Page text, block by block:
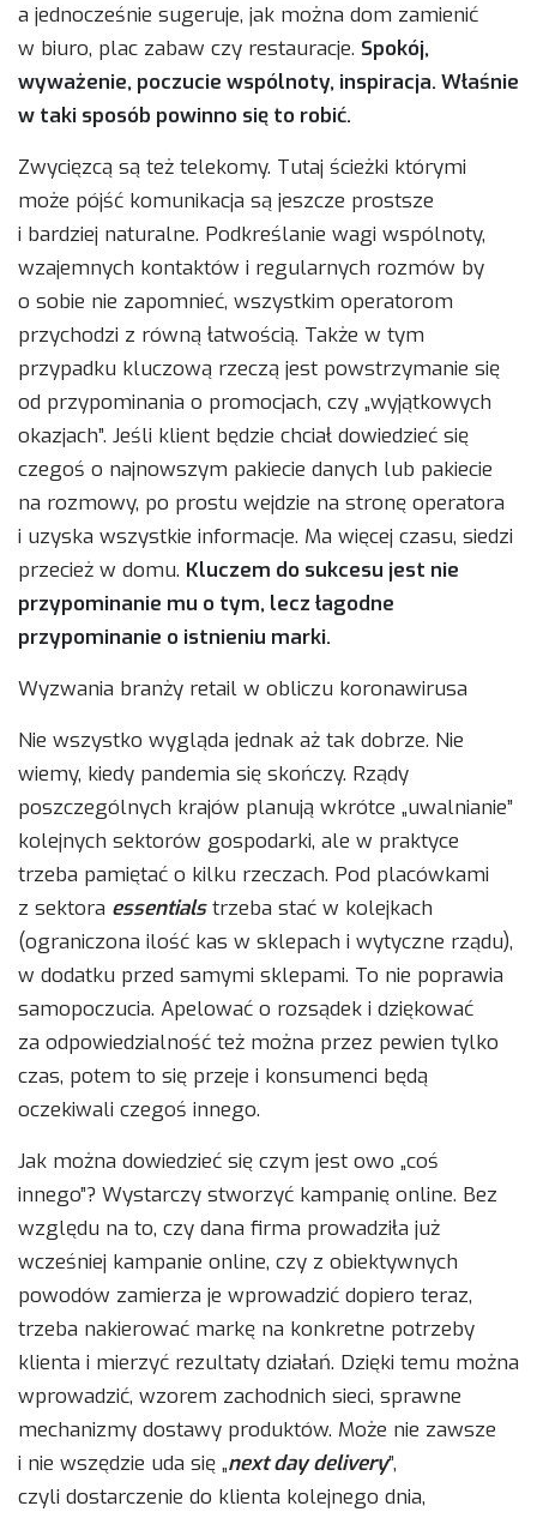
a jednocześnie sugeruje, jak można dom zamienić
w biuro, plac zabaw czy restauracje. Spokój,
wyważenie, poczucie wspólnoty, inspiracja. Właśnie
w taki sposób powinno się to robić.
Zwycięzcą są też telekomy. Tutaj ścieżki którymi
może pójść komunikacja są jeszcze prostsze
i bardziej naturalne. Podkreślanie wagi wspólnoty,
wzajemnych kontaktów i regularnych rozmów by
o sobie nie zapomnieć, wszystkim operatorom
przychodzi z równą łatwością. Także w tym
przypadku kluczową rzeczą jest powstrzymanie się
od przypominania o promocjach, czy „wyjątkowych
okazjach”. Jeśli klient będzie chciał dowiedzieć się
czegoś o najnowszym pakiecie danych lub pakiecie
na rozmowy, po prostu wejdzie na stronę operatora
i uzyska wszystkie informacje. Ma więcej czasu, siedzi
przecież w domu. Kluczem do sukcesu jest nie
przypominanie mu o tym, lecz łagodne
przypominanie o istnieniu marki.
Wyzwania branży retail w obliczu koronawirusa
Nie wszystko wygląda jednak aż tak dobrze. Nie
wiemy, kiedy pandemia się skończy. Rządy
poszczególnych krajów planują wkrótce „uwalnianie”
kolejnych sektorów gospodarki, ale w praktyce
trzeba pamiętać o kilku rzeczach. Pod placówkami
z sektora essentialstrzeba stać w kolejkach
(ograniczona ilość kas w sklepach i wytyczne rządu),
w dodatku przed samymi sklepami. To nie poprawia
samopoczucia. Apelować o rozsądek i dziękować
za odpowiedzialność też można przez pewien tylko
czas, potem to się przeje i konsumenci będą
oczekiwali czegoś innego.
Jak można dowiedzieć się czym jest owo „coś
innego”? Wystarczy stworzyć kampanię online. Bez
względu na to, czy dana firma prowadziła już
wcześniej kampanie online, czy z obiektywnych
powodów zamierza je wprowadzić dopiero teraz,
trzeba nakierować markę na konkretne potrzeby
klienta i mierzyć rezultaty działań. Dzięki temu można
wprowadzić, wzorem zachodnich sieci, sprawne
mechanizmy dostawy produktów. Może nie zawsze
i nie wszędzie uda się „next day delivery”,
czyli dostarczenie do klienta kolejnego dnia,